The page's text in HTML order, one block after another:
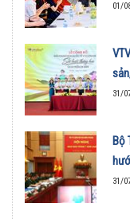
01/
31/
Bộ
31/